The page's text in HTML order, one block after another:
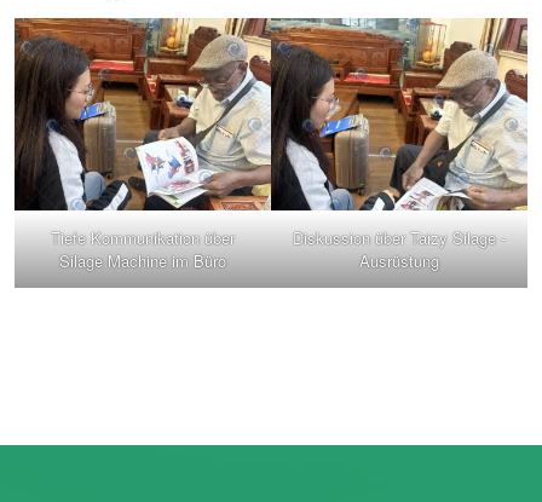
Tiefe Kommunikation über
Silage Machine im Büro
Diskussion über Taizy Silage -
Ausrüstung